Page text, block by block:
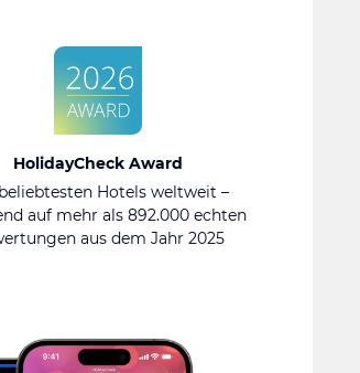
HolidayCheck Award
Hotels weltweit –
auf mehr als 892.000 echten
aus dem Jahr 2025